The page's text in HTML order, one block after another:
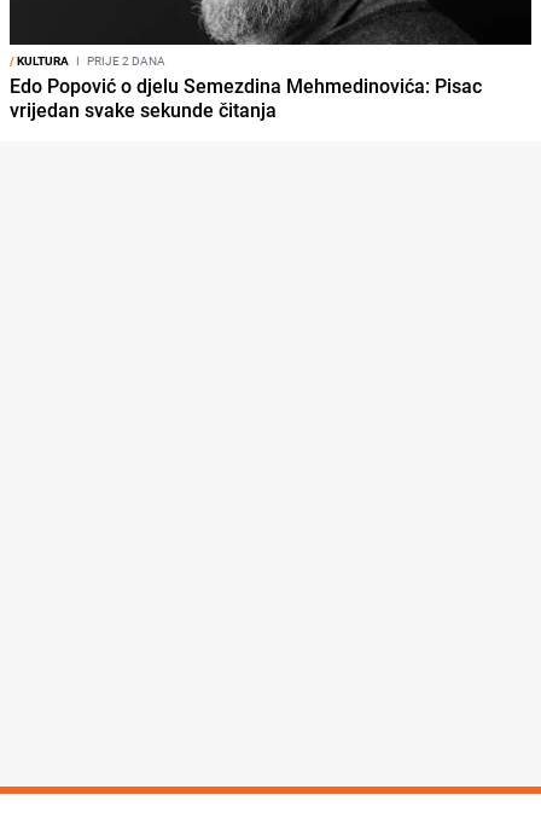
/KULTURA I PRIJE 2 DANA
Edo Popović o djelu Semezdina Mehmedinovića: Pisac
vrijedan svake sekunde čitanja